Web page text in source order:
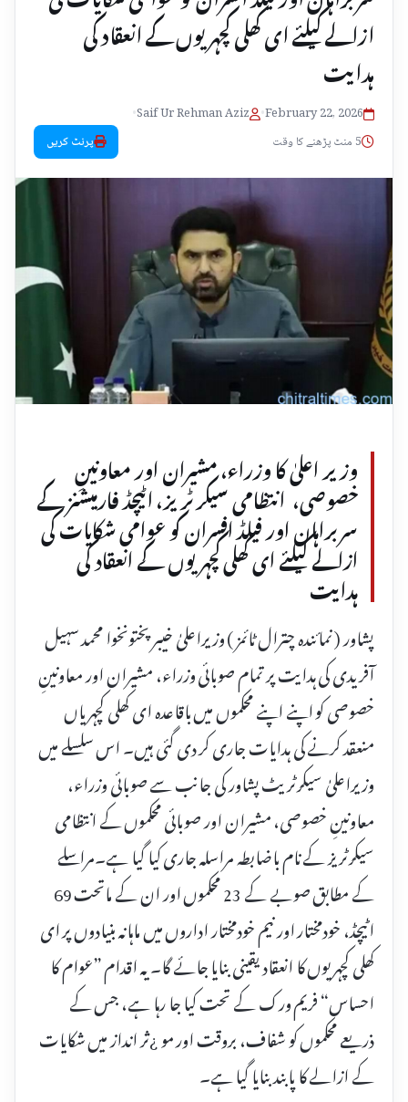
ازالے کیلئے ای کھلی کچہریوں کے انعقاد کی
ہدایت
February 22, 2026
•
Saif Ur Rehman Aziz
•
5 منٹ پڑھنے کا وقت
پرنٹ کریں
وزیر اعلیٰ کا وزراء، مشیران اور معاونینِ
خصوصی، انتظامی سیکرٹریز، اٹیچڈ فارمیشنز کے
سربراہان اور فیلڈ افسران کو عوامی شکایات کی
ازالے کیلئے ای کھلی کچہریوں کے انعقاد کی
ہدایت
پشاور ( نمائندہ چترال ٹائمز ) وزیراعلیٰ خیبر پختونخوا محمد سہیل
آفریدی کی ہدایت پر تمام صوبائی وزراء، مشیران اور معاونینِ
خصوصی کو اپنے اپنے محکموں میں باقاعدہ ای کھلی کچہریاں
منعقد کرنے کی ہدایات جاری کر دی گئی ہیں۔ اس سلسلے میں
وزیراعلیٰ سیکرٹریٹ پشاور کی جانب سے صوبائی وزراء،
معاونینِ خصوصی، مشیران اور صوبائی محکموں کے انتظامی
سیکرٹریز کے نام باضابطہ مراسلہ جاری کیا گیا ہے۔مراسلے
کے مطابق صوبے کے 23 محکموں اور ان کے ماتحت 69
اٹیچڈ، خودمختار اور نیم خودمختار اداروں میں ماہانہ بنیادوں پر ای
کھلی کچہریوں کا انعقاد یقینی بنایا جائے گا۔ یہ اقدام ”عوام کا
احساس“ فریم ورک کے تحت کیا جا رہا ہے، جس کے
ذریعے محکموں کو شفاف، بروقت اور مو ¿ثر انداز میں شکایات
کے ازالے کا پابند بنایا گیا ہے۔